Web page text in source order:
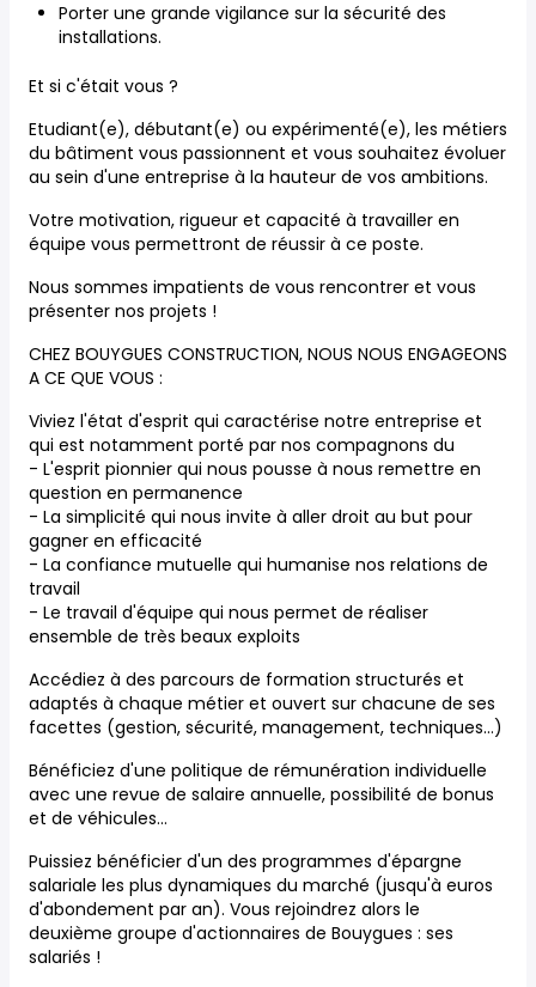
Porter une grande vigilance sur la sécurité des
installations.
Et si c'était vous ?
Etudiant(e), débutant(e) ou expérimenté(e), les métiers
du bâtiment vous passionnent et vous souhaitez évoluer
au sein d'une entreprise à la hauteur de vos ambitions.
Votre motivation, rigueur et capacité à travailler en
équipe vous permettront de réussir à ce poste.
Nous sommes impatients de vous rencontrer et vous
présenter nos projets !
CHEZ BOUYGUES CONSTRUCTION, NOUS NOUS ENGAGEONS
A CE QUE VOUS :
Viviez l'état d'esprit qui caractérise notre entreprise et
qui est notamment porté par nos compagnons du
- L'esprit pionnier qui nous pousse à nous remettre en
question en permanence
- La simplicité qui nous invite à aller droit au but pour
gagner en efficacité
- La confiance mutuelle qui humanise nos relations de
travail
- Le travail d'équipe qui nous permet de réaliser
ensemble de très beaux exploits
Accédiez à des parcours de formation structurés et
adaptés à chaque métier et ouvert sur chacune de ses
facettes (gestion, sécurité, management, techniques…)
Bénéficiez d'une politique de rémunération individuelle
avec une revue de salaire annuelle, possibilité de bonus
et de véhicules…
Puissiez bénéficier d'un des programmes d'épargne
salariale les plus dynamiques du marché (jusqu'à euros
d'abondement par an). Vous rejoindrez alors le
deuxième groupe d'actionnaires de Bouygues : ses
salariés !